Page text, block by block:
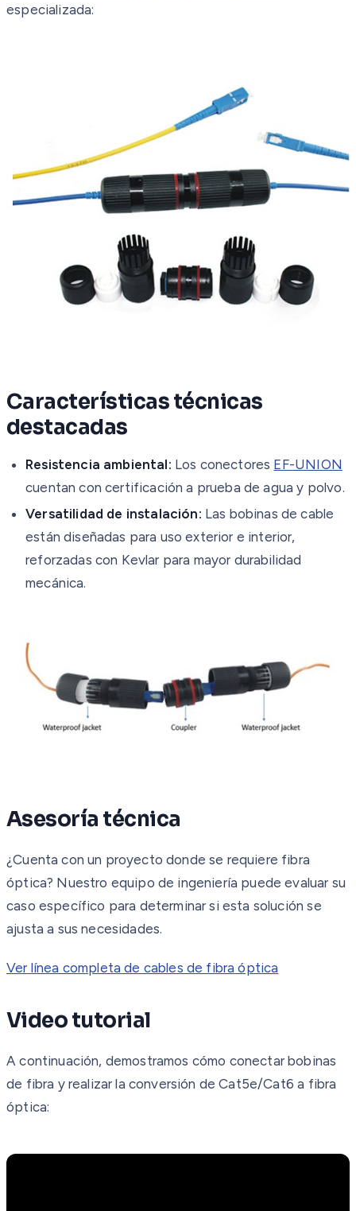
especializada:
Características técnicas
destacadas
Resistencia ambiental: Los conectores EF-UNION
cuentan con certificación a prueba de agua y polvo.
Versatilidad de instalación: Las bobinas de cable
están diseñadas para uso exterior e interior,
reforzadas con Kevlar para mayor durabilidad
mecánica.
Asesoría técnica
¿Cuenta con un proyecto donde se requiere fibra
óptica? Nuestro equipo de ingeniería puede evaluar su
caso específico para determinar si esta solución se
ajusta a sus necesidades.
Ver línea completa de cables de fibra óptica
Video tutorial
A continuación, demostramos cómo conectar bobinas
de fibra y realizar la conversión de Cat5e/Cat6 a fibra
óptica: